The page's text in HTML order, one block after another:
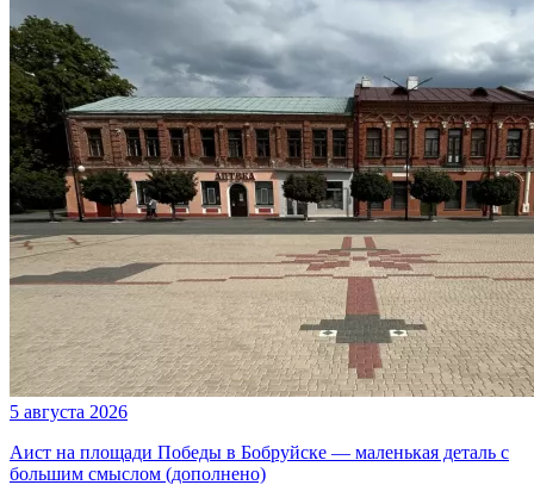
5 августа 2026
Аист на площади Победы в Бобруйске — маленькая деталь с
большим смыслом (дополнено)